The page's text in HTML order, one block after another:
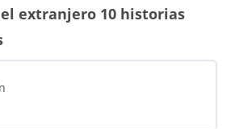
extranjero 10 historias